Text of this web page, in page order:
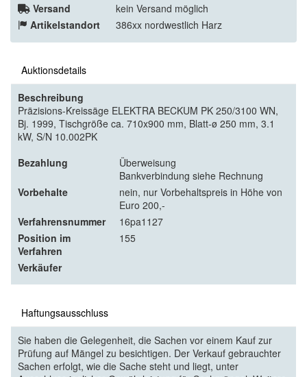
Versand
kein Versand möglich
Artikelstandort
386xx nordwestlich Harz
Auktionsdetails
Beschreibung
Präzisions-Kreissäge ELEKTRA BECKUM PK 250/3100 WN,
Bj. 1999, Tischgröße ca. 710x900 mm, Blatt-ø 250 mm, 3.1
kW, S/N 10.002PK
Bezahlung
Überweisung
Bankverbindung siehe Rechnung
Vorbehalte
nein, nur Vorbehaltspreis in Höhe von
Euro 200,-
Verfahrensnummer
16pa1127
Position im
Verfahren
155
Verkäufer
Haftungsausschluss
Sie haben die Gelegenheit, die Sachen vor einem Kauf zur
Prüfung auf Mängel zu besichtigen. Der Verkauf gebrauchter
Sachen erfolgt, wie die Sache steht und liegt, unter